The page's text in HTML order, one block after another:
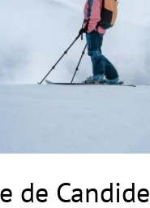
de Candide